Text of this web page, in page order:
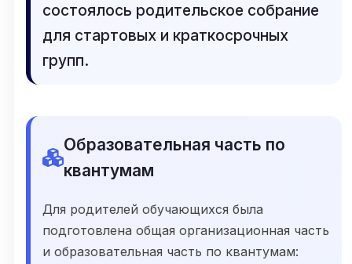
состоялось родительское собрание
для стартовых и краткосрочных
групп.
Образовательная часть по
квантумам
Для родителей обучающихся была
подготовлена общая организационная часть
и образовательная часть по квантумам: